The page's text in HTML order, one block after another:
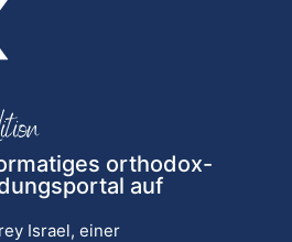
orthodox-
auf
Israel, einer